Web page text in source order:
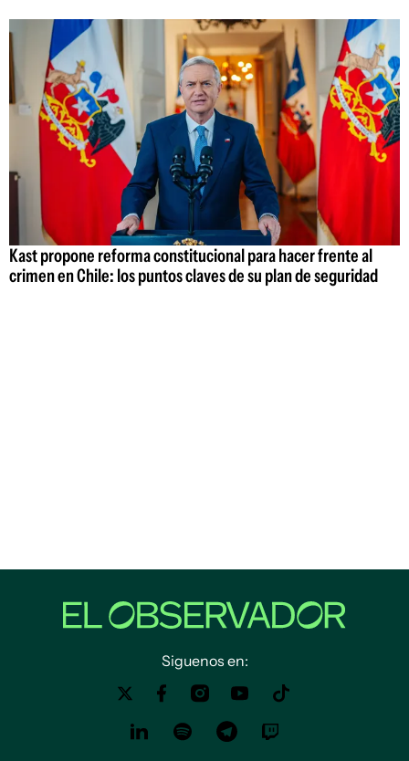
Kast propone reforma constitucional para hacer frente al
crimen en Chile: los puntos claves de su plan de seguridad
Siguenos en: